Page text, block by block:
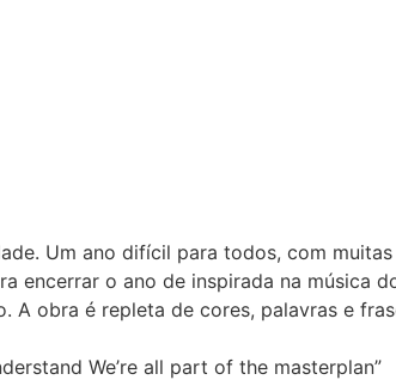
Um ano difícil para todos, com
encerrar o ano de inspirada na música
A obra é repleta de cores, palavras e
We’re all part of the masterplan”